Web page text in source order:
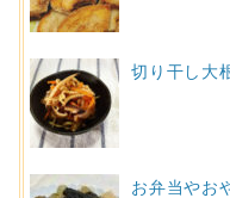
切り干し大
お弁当やお